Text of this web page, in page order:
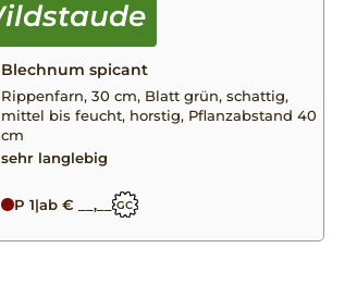
Blechnum spicant
Rippenfarn, 30 cm, Blatt grün, schattig,
mittel bis feucht, horstig, Pflanzabstand 40
cm
sehr langlebig
P 1|ab € __,__ GC